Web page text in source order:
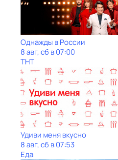
Однажды в России
8 авг, сб в 07:00
ТНТ
Удиви меня вкусно
8 авг, сб в 07:53
Еда